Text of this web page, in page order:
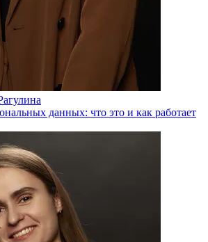
данных: что это и как работает